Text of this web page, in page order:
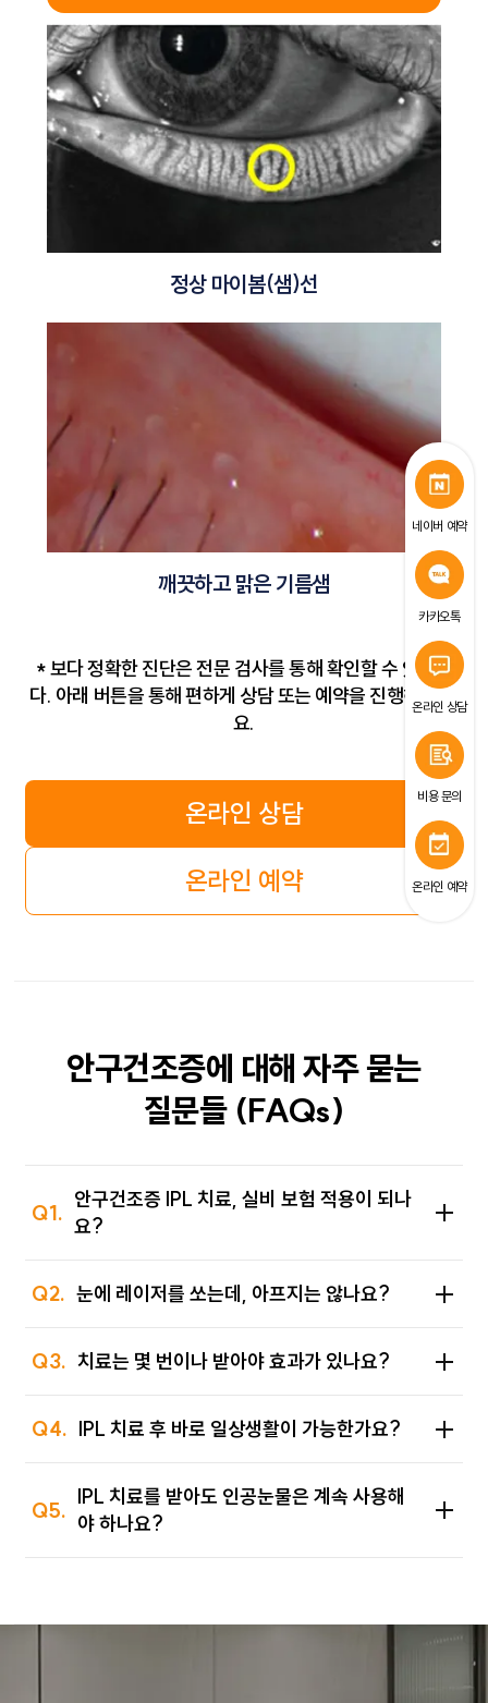
네이버 예약
카카오톡
온라인 상담
비용 문의
온라인 예약
정상 마이봄(샘)선
깨끗하고 맑은 기름샘
* 보다 정확한 진단은 전문 검사를 통해 확인할 수 있습니
다. 아래 버튼을 통해 편하게 상담 또는 예약을 진행해 주세
요.
온라인 상담
온라인 예약
안구건조증에 대해 자주 묻는
질문들(FAQs)
Q1.
안구건조증 IPL 치료, 실비 보험 적용이 되나
요?
Q2. 눈에 레이저를 쏘는데, 아프지는 않나요?
Q3. 치료는 몇 번이나 받아야 효과가 있나요?
Q4. IPL 치료 후 바로 일상생활이 가능한가요?
Q5.
IPL 치료를 받아도 인공눈물은 계속 사용해
야 하나요?